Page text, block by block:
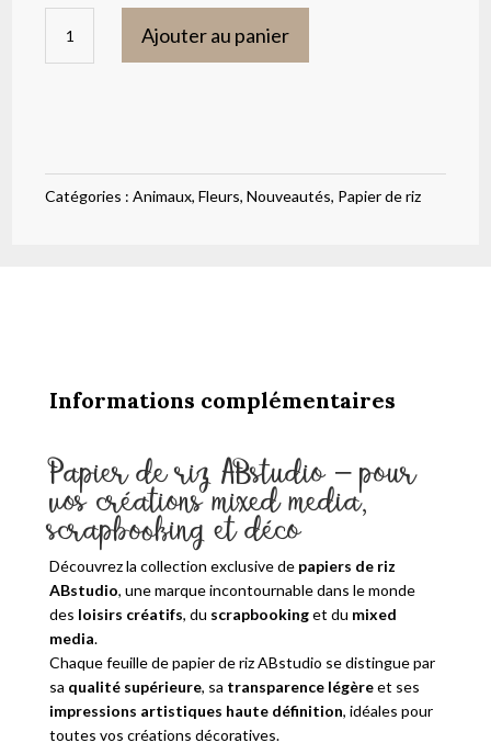
petite
fille
Ajouter au panier
Catégories :Animaux,Fleurs,Nouveautés, Papier de riz
Informations complémentaires
Papier de riz ABstudio – pour
vos créations mixed media,
scrapbooking et déco
Découvrez la collection exclusive de papiers de riz
ABstudio, une marque incontournable dans le monde
des loisirs créatifs, du scrapbookinget du mixed
media.
Chaque feuille de papier de riz ABstudio se distingue par
sa qualité supérieure, sa transparence légèreet ses
impressions artistiques haute définition, idéales pour
toutes vos créations décoratives.